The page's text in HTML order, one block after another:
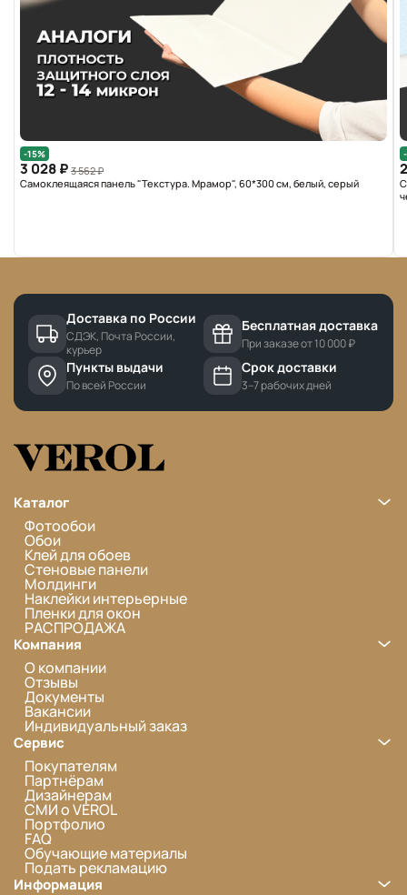
-15%
3 028 ₽ 3 562 ₽
Самоклеящаяся панель "Текстура. Мрамор", 60*300 см, белый, серый
Доставка по России
СДЭК, Почта России,
курьер
Бесплатная доставка
При заказе от 10 000 ₽
Пункты выдачи
По всей России
Срок доставки
3–7 рабочих дней
Каталог
Фотообои
Обои
Клей для обоев
Стеновые панели
Молдинги
Наклейки интерьерные
Пленки для окон
РАСПРОДАЖА
Компания
О компании
Отзывы
Документы
Вакансии
Индивидуальный заказ
Сервис
Покупателям
Партнёрам
Дизайнерам
СМИ о VEROL
Портфолио
FAQ
Обучающие материалы
Подать рекламацию
Информация